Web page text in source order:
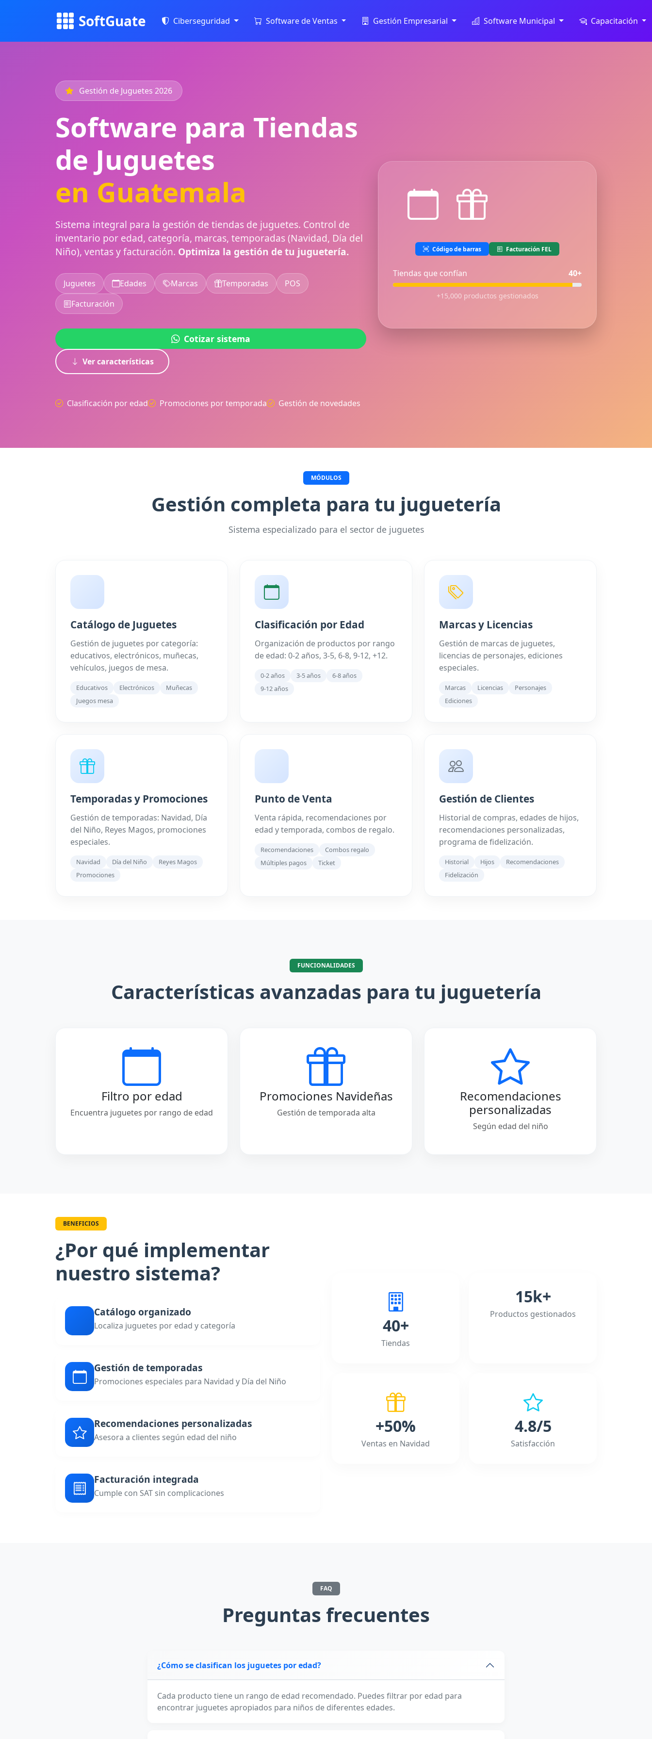
SoftGuate Ciberseguridad Software de Ventas Gestión Empresarial Software Municipal Capacitación
Gestión de Juguetes 2026
Software para Tiendas
de Juguetes
en Guatemala
Sistema integral para la gestión de tiendas de juguetes. Control de
inventario por edad, categoría, marcas, temporadas (Navidad, Día del
Niño), ventas y facturación. Optimiza la gestión de tu juguetería.
Juguetes Edades Marcas Temporadas
POS
Facturación
Cotizar sistema
Ver características
Clasificación por edad Promociones por temporada Gestión de novedades
Código de barras Facturación FEL
Tiendas que confían 40+
+15,000 productos gestionados
MÓDULOS
Gestión completa para tu juguetería
Sistema especializado para el sector de juguetes
Catálogo de Juguetes
Gestión de juguetes por categoría:
educativos, electrónicos, muñecas,
vehículos, juegos de mesa.
Educativos Electrónicos
Muñecas
Juegos mesa
Clasificación por Edad
Organización de productos por rango
de edad: 0-2 años, 3-5, 6-8, 9-12, +12.
0-2 años 3-5 años
6-8 años
9-12 años
Marcas y Licencias
Gestión de marcas de juguetes,
licencias de personajes, ediciones
especiales.
Marcas Licencias
Personajes
Ediciones
Temporadas y Promociones
Gestión de temporadas: Navidad, Día
del Niño, Reyes Magos, promociones
especiales.
Navidad Día del Niño
Reyes Magos
Promociones
Punto de Venta
Venta rápida, recomendaciones por
edad y temporada, combos de regalo.
Recomendaciones
Combos regalo
Múltiples pagos
Ticket
Gestión de Clientes
Historial de compras, edades de hijos,
recomendaciones personalizadas,
programa de fidelización.
Historial Hijos
Recomendaciones
Fidelización
FUNCIONALIDADES
Características avanzadas para tu juguetería
Filtro por edad
Encuentra juguetes por rango de edad
Promociones Navideñas
Gestión de temporada alta
Recomendaciones
personalizadas
Según edad del niño
BENEFICIOS
¿Por qué implementar
nuestro sistema?
Catálogo organizado
Localiza juguetes por edad y categoría
Gestión de temporadas
Promociones especiales para Navidad y Día del Niño
Recomendaciones personalizadas
Asesora a clientes según edad del niño
Facturación integrada
Cumple con SAT sin complicaciones
40+
Tiendas
15k+
Productos gestionados
+50%
Ventas en Navidad
4.8/5
Satisfacción
FAQ
Preguntas frecuentes
¿Cómo se clasifican los juguetes por edad?
Cada producto tiene un rango de edad recomendado. Puedes filtrar por edad para
encontrar juguetes apropiados para niños de diferentes edades.